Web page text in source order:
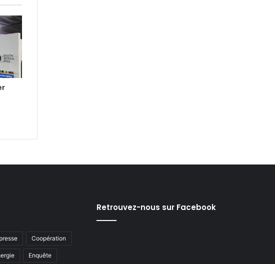
Coopération
Enquête
Retrouvez-nous sur Facebook